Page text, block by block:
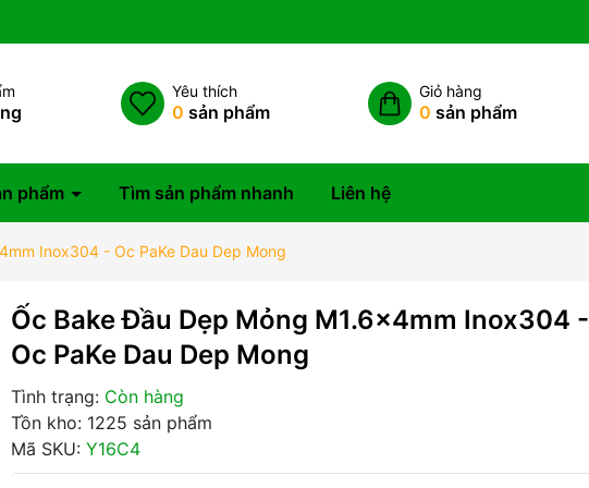
Yêu thích
0 sản phẩm
Giỏ hàng
0 sản phẩm
phẩm Tìm sản phẩm nhanh Liên hệ
Inox304 - Oc PaKe Dau Dep Mong
Ốc Bake Đầu Dẹp Mỏng M1.6x4mm Inox304 -
Oc PaKe Dau Dep Mong
Tình trạng: Còn hàng
Tồn kho: 1225 sản phẩm
Mã SKU: Y16C4